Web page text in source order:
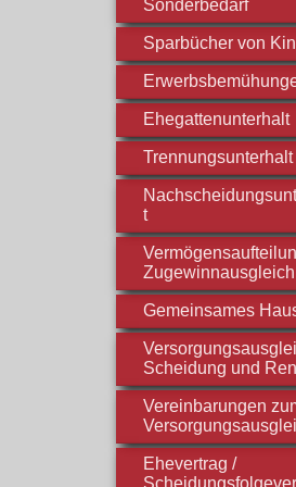
Sonderbedarf
Sparbücher von
Ehegattenunterhalt
Trennungsunterhalt
t
Zugewinnausgleich
Gemeinsames
Scheidung und
Vereinbarungen
Ehevertrag /